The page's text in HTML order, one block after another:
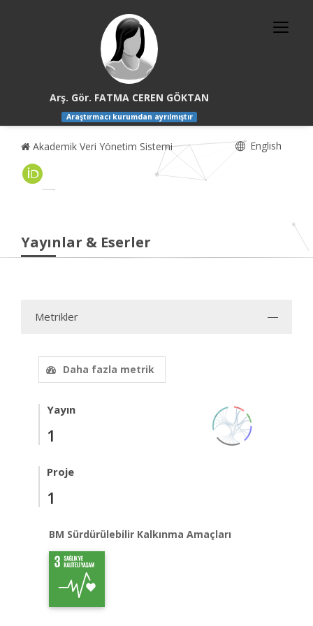
Arş. Gör. FATMA CEREN GÖKTAN
Araştırmacı kurumdan ayrılmıştır
Akademik Veri Yönetim Sistemi English
Yayınlar & Eserler
Metrikler
Daha fazla metrik
Yayın
1
Proje
1
BM Sürdürülebilir Kalkınma Amaçları